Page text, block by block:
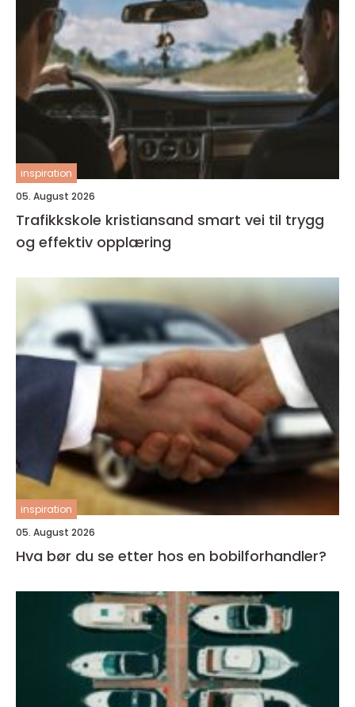
inspiration
05. August 2026
Trafikkskole kristiansand smart vei til trygg
og effektiv opplæring
inspiration
05. August 2026
Hva bør du se etter hos en bobilforhandler?